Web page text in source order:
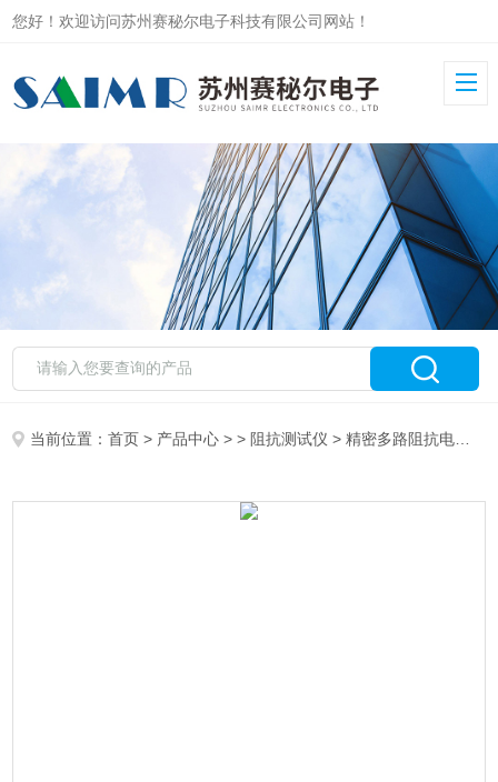
您好！欢迎访问苏州赛秘尔电子科技有限公司网站！
当前位置：首页 > 产品中心 > > 阻抗测试仪 > 精密多路阻抗电阻测试仪SMR260/3541